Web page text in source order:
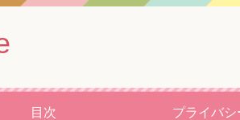
目次 プライバ